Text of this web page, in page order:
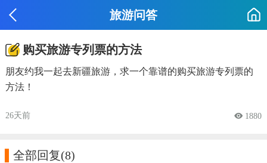
旅游问答
购买旅游专列票的方法
朋友约我一起去新疆旅游，求一个靠谱的购买旅游专列票的
方法！
26天前  1880
全部回复(8)